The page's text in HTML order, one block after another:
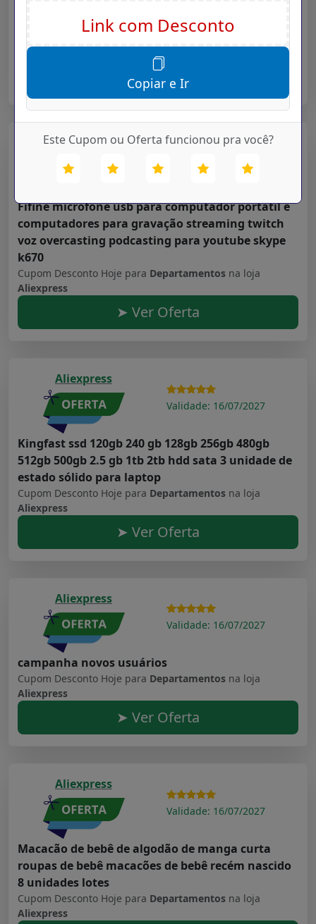
noturna fio luminoso para o quarto
Aliexpress
➤ Ver Oferta
Aliexpress
Validade: 16/07/2027
Fifine microfone usb para computador portátil e
computadores para gravação streaming twitch
voz overcasting podcasting para youtube skype
k670
Cupom Desconto Hoje para Departamentos na loja
Aliexpress
➤ Ver Oferta
Aliexpress
Validade: 16/07/2027
Kingfast ssd 120gb 240 gb 128gb 256gb 480gb
512gb 500gb 2.5 gb 1tb 2tb hdd sata 3 unidade de
estado sólido para laptop
Cupom Desconto Hoje para Departamentos na loja
Aliexpress
➤ Ver Oferta
Aliexpress
Validade: 16/07/2027
campanha novos usuários
Cupom Desconto Hoje para Departamentos na loja
Aliexpress
➤ Ver Oferta
Aliexpress
Validade: 16/07/2027
Macacão de bebê de algodão de manga curta
roupas de bebê macacões de bebê recém nascido
8 unidades lotes
Cupom Desconto Hoje para Departamentos na loja
Aliexpress
Copiar e Ir
Este Cupom ou Oferta funcionou pra você?